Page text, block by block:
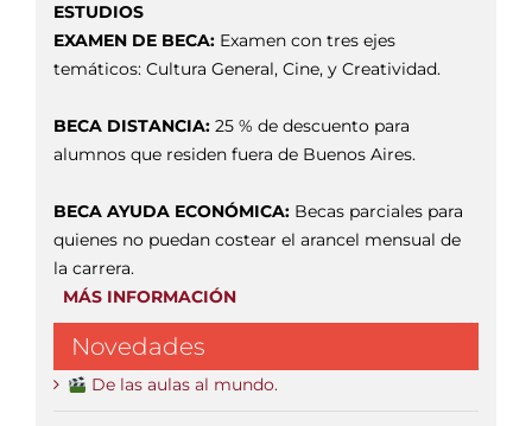
ESTUDIOS
EXAMEN DE BECA: Examen con tres ejes
temáticos: Cultura General, Cine, y Creatividad.
BECA DISTANCIA: 25 % de descuento para
alumnos que residen fuera de Buenos Aires.
BECA AYUDA ECONÓMICA: Becas parciales para
quienes no puedan costear el arancel mensual de
la carrera.
MÁS INFORMACIÓN
Novedades
De las aulas al mundo.